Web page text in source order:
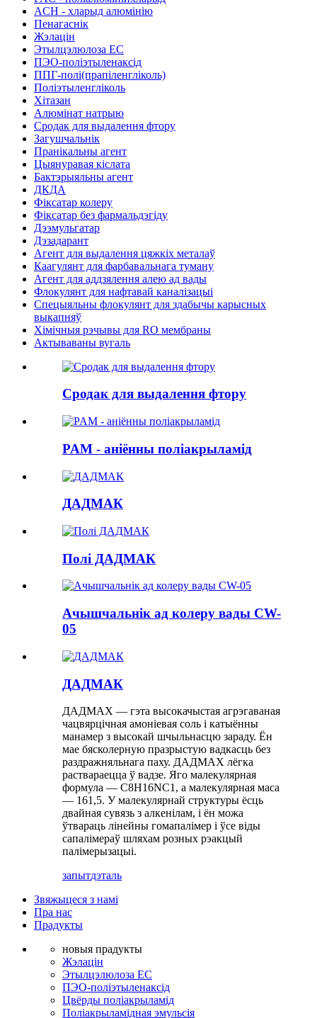
ACH - хларыд алюмінію
Пенагаснік
Жэлацін
Этылцэлюлоза EC
ПЭО-поліэтыленаксід
ППГ-полі(прапіленгліколь)
Поліэтыленгліколь
Хітазан
Алюмінат натрыю
Сродак для выдалення фтору
Загушчальнік
Пранікальны агент
Цыянуравая кіслата
Бактэрыяльны агент
ДКДА
Фіксатар колеру
Фіксатар без фармальдэгіду
Дээмульгатар
Дэзадарант
Агент для выдалення цяжкіх металаў
Каагулянт для фарбавальнага туману
Агент для аддзялення алею ад вады
Флокулянт для нафтавай каналізацыі
Спецыяльны флокулянт для здабычы карысных
выкапняў
Хімічныя рэчывы для RO мембраны
Актываваны вугаль
Сродак для выдалення фтору
PAM - аніённы поліакрыламід
ДАДМАК
Полі ДАДМАК
Ачышчальнік ад колеру вады CW-
05
ДАДМАК
ДАДМАХ — гэта высокачыстая агрэгаваная
чацвярцічная амоніевая соль і катыённы
манамер з высокай шчыльнасцю зараду. Ён
мае бясколерную празрыстую вадкасць без
раздражняльнага паху. ДАДМАХ лёгка
раствараецца ў вадзе. Яго малекулярная
формула — C8H16NC1, а малекулярная маса
— 161,5. У малекулярнай структуры ёсць
двайная сувязь з алкенілам, і ён можа
ўтвараць лінейны гомапалімер і ўсе віды
сапалімераў шляхам розных рэакцый
палімерызацыі.
запытдэталь
Звяжыцеся з намі
Пра нас
Прадукты
новыя прадукты
Жэлацін
Этылцэлюлоза EC
ПЭО-поліэтыленаксід
Цвёрды поліакрыламід
Поліакрыламідная эмульсія